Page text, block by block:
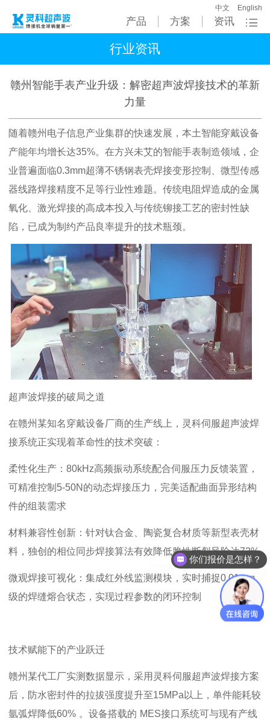
产品 方案 资讯
中文 English
行业资讯
赣州智能手表产业升级：解密超声波焊接技术的革新
力量
随着赣州电子信息产业集群的快速发展，本土智能穿戴设备
产能年均增长达35%。在方兴未艾的智能手表制造领域，企
业普遍面临0.3mm超薄不锈钢表壳焊接变形控制、微型传感
器线路焊接精度不足等行业性难题。传统电阻焊造成的金属
氧化、激光焊接的高成本投入与传统铆接工艺的密封性缺
陷，已成为制约产品良率提升的技术瓶颈。
超声波焊接的破局之道
在赣州某知名穿戴设备厂商的生产线上，灵科伺服超声波焊
接系统正实现着革命性的技术突破：
柔性化生产： 80kHz高频振动系统配合伺服压力反馈装置，
可精准控制 5-50N 的动态焊接压力，完美适配曲面异形结构
件的组装需求
材料兼容性创新：针对钛合金、陶瓷复合材质等新型表壳材
料，独创的相位同步焊接算法有效降低脆性断裂风险达72%
微观焊接可视化：集成红外线监测模块，实时捕捉0.01mm
级的焊缝熔合状态，实现过程参数的闭环控制
技术赋能下的产业跃迁
赣州某代工厂实测数据显示，采用灵科伺服超声波焊接方案
后，防水密封件的拉拔强度提升至15MPa 以上，单件能耗较
氩弧焊降低60% 。设备搭载的 MES接口系统可与现有产线
你们报价是怎样？
可以做代理 / 经销商吗？